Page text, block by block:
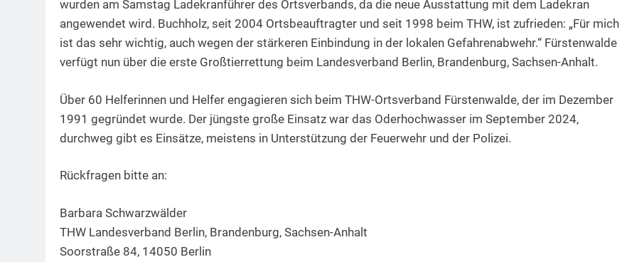
wurden am Samstag Ladekranführer des Ortsverbands, da die neue Ausstattung mit dem Ladekran
angewendet wird. Buchholz, seit 2004 Ortsbeauftragter und seit 1998 beim THW, ist zufrieden: „Für mich
ist das sehr wichtig, auch wegen der stärkeren Einbindung in der lokalen Gefahrenabwehr.“ Fürstenwalde
verfügt nun über die erste Großtierrettung beim Landesverband Berlin, Brandenburg, Sachsen-Anhalt.
Über 60 Helferinnen und Helfer engagieren sich beim THW-Ortsverband Fürstenwalde, der im Dezember
1991 gegründet wurde. Der jüngste große Einsatz war das Oderhochwasser im September 2024,
durchweg gibt es Einsätze, meistens in Unterstützung der Feuerwehr und der Polizei.
Rückfragen bitte an:
Barbara Schwarzwälder
THW Landesverband Berlin, Brandenburg, Sachsen-Anhalt
Soorstraße 84, 14050 Berlin